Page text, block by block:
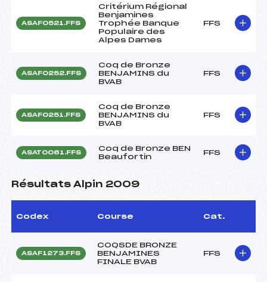
ASAF0521.FFS
Critérium Régional
Benjamines
Trophée Banque
Populaire des
Alpes Dames
FFS
ASAF0252.FFS
Coq de Bronze
BENJAMINS du
BVAB
FFS
ASAF0251.FFS
Coq de Bronze
BENJAMINS du
BVAB
FFS
ASAT0061.FFS
Coq de Bronze BEN
Beaufortin
FFS
Résultats Alpin 2009
Codex Course Cat.
ASAF1273.FFS
COQSDE BRONZE
BENJAMINES
FINALE BVAB
FFS